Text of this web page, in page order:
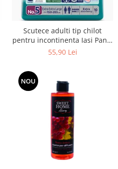
Scutece adulti tip chilot
pentru incontinenta Iasi Pants
Unisex, Marime XXL, 10 buc
55,90 Lei
NOU